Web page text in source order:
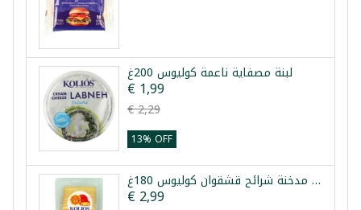
لبنة مصفاية ناعمة كوليوس 200غ
€ 1,99
€ 2,29
13% OFF
جبنة مدخنة شرائح قشقوان كوليوس 180غ
€ 2,99